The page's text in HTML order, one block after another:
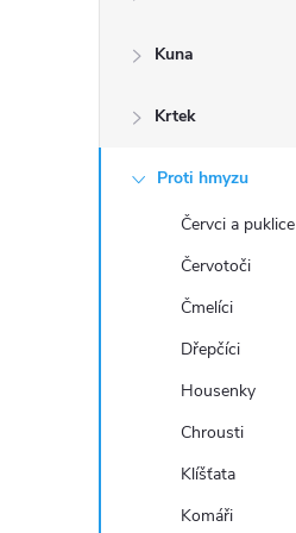
í
Kuna
Krtek
Proti hmyzu
Červci a puklice
Červotoči
Čmelíci
Dřepčíci
Housenky
Chrousti
Klíšťata
Komáři